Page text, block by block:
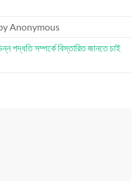
Anonymous
পদ্ধতি সম্পর্কে বিস্তারিত জানতে চাই